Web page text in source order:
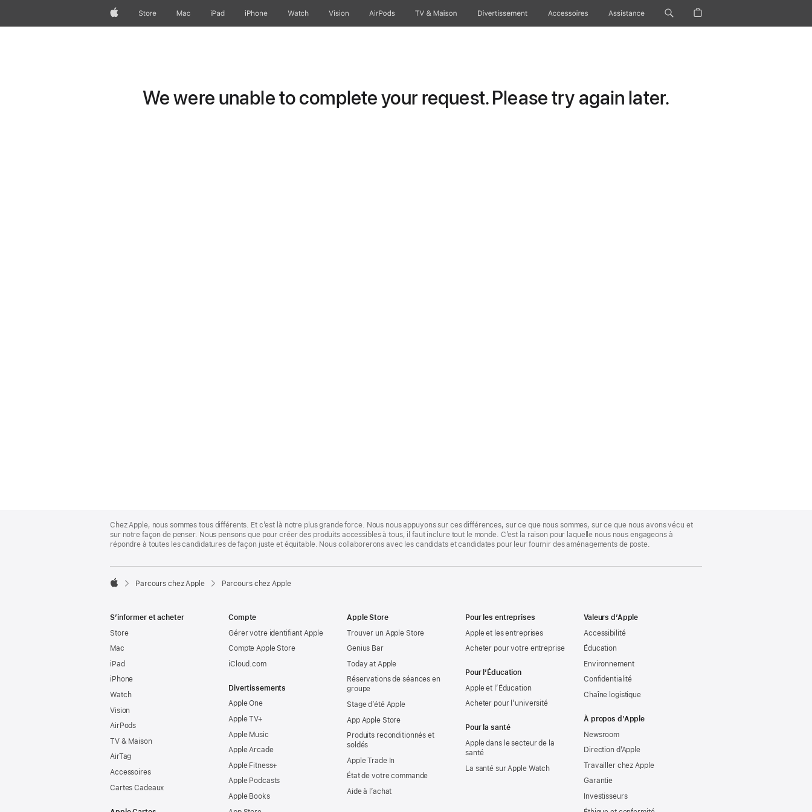
AppleStore Mac iPad iPhone Watch Vision AirPods TV & Maison Divertissements Accessoires Assistance
We were unable to complete your request. Please try again later.
Footer
Chez Apple, nous sommes tous différents. Et c’est là notre plus grande force. Nous nous appuyons sur ces différences, sur ce que nous sommes, sur ce que nous avons vécu et
sur notre façon de penser. Nous pensons que pour créer des produits accessibles à tous, il faut inclure tout le monde. C’est la raison pour laquelle nous nous engageons à
répondre à toutes les candidatures de façon juste et équitable. Nous collaborerons avec les candidats et candidates pour leur fournir des aménagements de poste.

Parcours chez Apple Parcours chez Apple
S’informer et acheter
Store
Mac
iPad
iPhone
Watch
Vision
AirPods
TV & Maison
AirTag
Accessoires
Cartes Cadeaux
Compte
Gérer votre identifiant Apple
Compte Apple Store
iCloud.com
Divertissements
Apple One
Apple TV+
Apple Music
Apple Arcade
Apple Fitness+
Apple Podcasts
Apple Books
Apple Store
Trouver un Apple Store
Genius Bar
Today at Apple
Réservations de séances en
groupe
Stage d’été Apple
App Apple Store
Produits reconditionnés et
soldés
Apple Trade In
État de votre commande
Aide à l’achat
Pour les entreprises
Apple et les entreprises
Acheter pour votre entreprise
Pour l’Éducation
Apple et l’Éducation
Acheter pour l’université
Pour la santé
Apple dans le secteur de la
santé
La santé sur Apple Watch
Valeurs d’Apple
Accessibilité
Éducation
Environnement
Confidentialité
Chaîne logistique
À propos d’Apple
Newsroom
Direction d’Apple
Travailler chez Apple
Garantie
Investisseurs